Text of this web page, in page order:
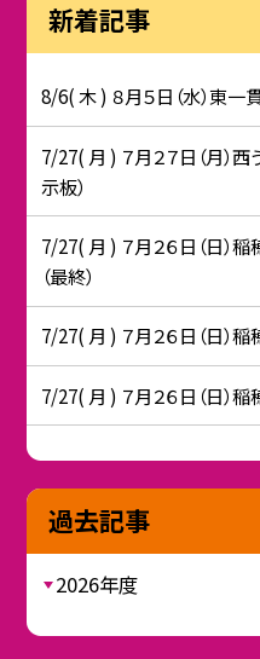
新着記事
8/6( 木 ) ８月５日（水）東
7/27( 月 ) ７月２７日（月）西
示板）
7/27( 月 ) ７月２６日（日）稲
（最終）
7/27( 月 ) ７月２６日（日）稲
7/27( 月 ) ７月２６日（日）稲
過去記事
2026年度